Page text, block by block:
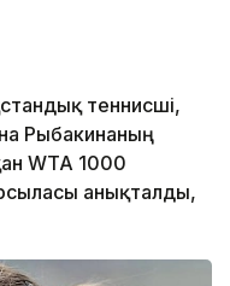
теннисші,
Рыбакинаның
WTA 1000
анықталды,